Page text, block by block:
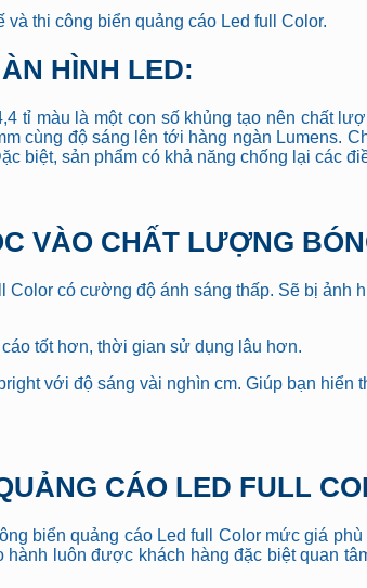
thi công biển quảng cáo Led full Color.
HÌNH LED:
tỉ màu là một con số khủng tạo nên chất
cùng độ sáng lên tới hàng ngàn Lumens.
biệt, sản phẩm có khả năng chống lại các
VÀO CHẤT LƯỢNG
có cường độ ánh sáng thấp. Sẽ bị
tốt hơn, thời gian sử dụng lâu hơn.
với độ sáng vài nghìn cm. Giúp bạn hiển
CÁO LED FULL
biển quảng cáo Led full Color mức giá
luôn được khách hàng đặc biệt quan